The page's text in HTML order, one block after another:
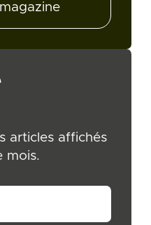
articles affichés
mois.